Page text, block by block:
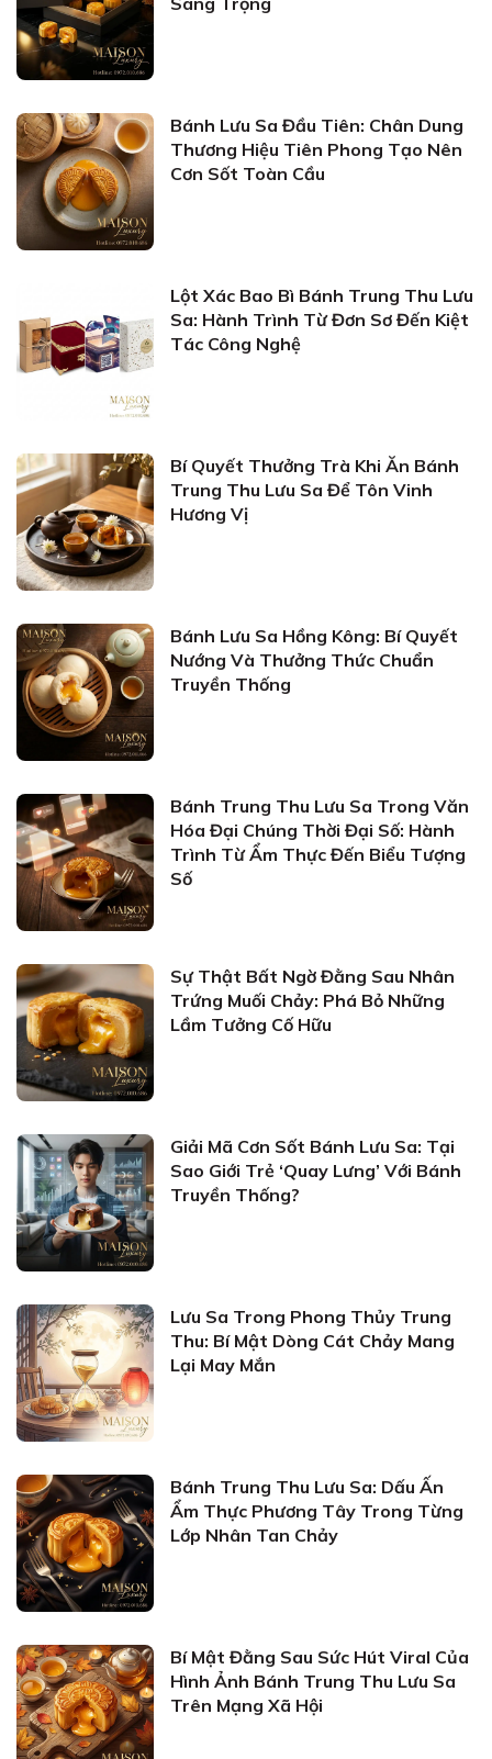
Bánh Lưu Sa Đầu Tiên: Chân Dung
Thương Hiệu Tiên Phong Tạo Nên
Cơn Sốt Toàn Cầu
Lột Xác Bao Bì Bánh Trung Thu Lưu
Sa: Hành Trình Từ Đơn Sơ Đến Kiệt
Tác Công Nghệ
Bí Quyết Thưởng Trà Khi Ăn Bánh
Trung Thu Lưu Sa Để Tôn Vinh
Hương Vị
Bánh Lưu Sa Hồng Kông: Bí Quyết
Nướng Và Thưởng Thức Chuẩn
Truyền Thống
Bánh Trung Thu Lưu Sa Trong Văn
Hóa Đại Chúng Thời Đại Số: Hành
Trình Từ Ẩm Thực Đến Biểu Tượng
Số
Sự Thật Bất Ngờ Đằng Sau Nhân
Trứng Muối Chảy: Phá Bỏ Những
Lầm Tưởng Cố Hữu
Giải Mã Cơn Sốt Bánh Lưu Sa: Tại
Sao Giới Trẻ ‘Quay Lưng’ Với Bánh
Truyền Thống?
Lưu Sa Trong Phong Thủy Trung
Thu: Bí Mật Dòng Cát Chảy Mang
Lại May Mắn
Bánh Trung Thu Lưu Sa: Dấu Ấn
Ẩm Thực Phương Tây Trong Từng
Lớp Nhân Tan Chảy
Bí Mật Đằng Sau Sức Hút Viral Của
Hình Ảnh Bánh Trung Thu Lưu Sa
Trên Mạng Xã Hội